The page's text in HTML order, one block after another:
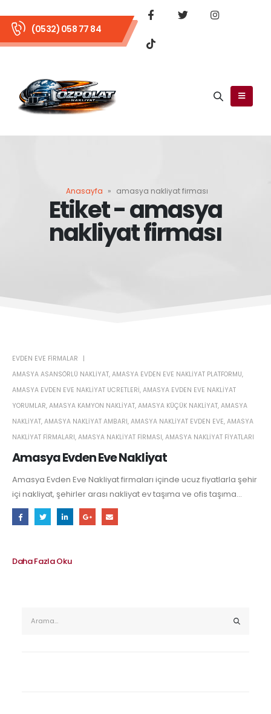
(0532) 058 77 84
Anasayfa » amasya nakliyat firması
Etiket - amasya
nakliyat firması
Amasya Evden Eve Nakliyat
EVDEN EVE FIRMALAR
AMASYA ASANSÖRLÜ NAKLIYAT, AMASYA EVDEN EVE NAKLIYAT PLATFORMU,
AMASYA EVDEN EVE NAKLIYAT UCRETLERI, AMASYA EVDEN EVE NAKLIYAT
YORUMLAR, AMASYA KAMYON NAKLIYAT, AMASYA KÜÇÜK NAKLIYAT, AMASYA
NAKLIYAT, AMASYA NAKLIYAT AMBARI, AMASYA NAKLIYAT EVDEN EVE, AMASYA
NAKLIYAT FIRMALARI, AMASYA NAKLIYAT FIRMASI, AMASYA NAKLIYAT FIYATLARI
Amasya Evden Eve Nakliyat firmaları içinde ucuz fiyatlarla şehir
içi nakliyat, şehirler arası nakliyat ev taşıma ve ofis taşıma...
Daha Fazla Oku